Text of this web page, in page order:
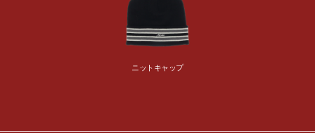
ニットキャップ